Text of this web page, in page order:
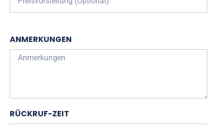
ANMERKUNGEN
RÜCKRUF-ZEIT